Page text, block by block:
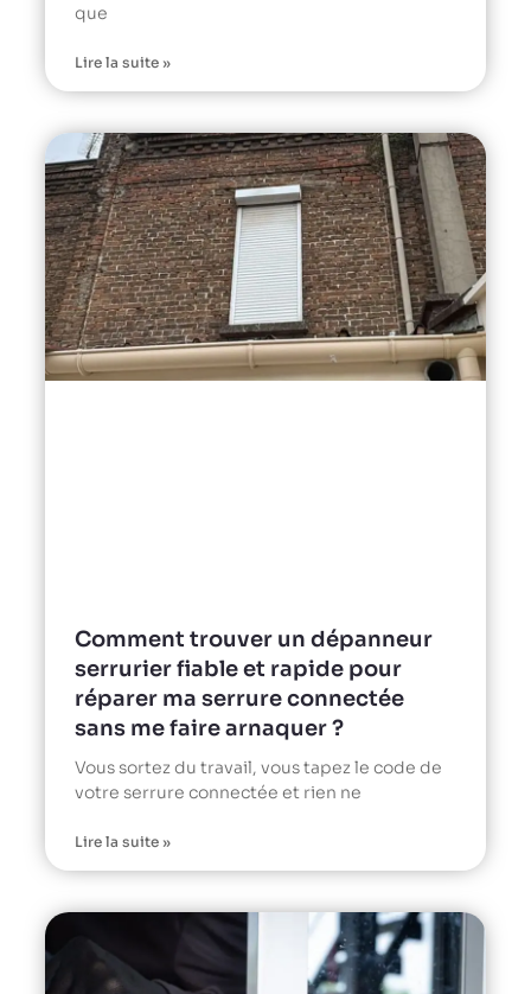
que
Lire la suite »
Comment trouver un dépanneur
serrurier fiable et rapide pour
réparer ma serrure connectée
sans me faire arnaquer ?
Vous sortez du travail, vous tapez le code de
votre serrure connectée et rien ne
Lire la suite »